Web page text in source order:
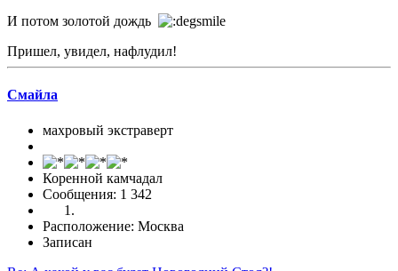
И потом золотой дождь
Пришел, увидел, нафлудил!
Смайла
махровый экстраверт
Коренной камчадал
Сообщения: 1 342
Расположение: Москва
Записан